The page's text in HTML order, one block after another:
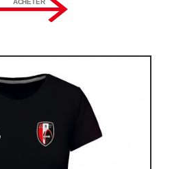
ACHETER